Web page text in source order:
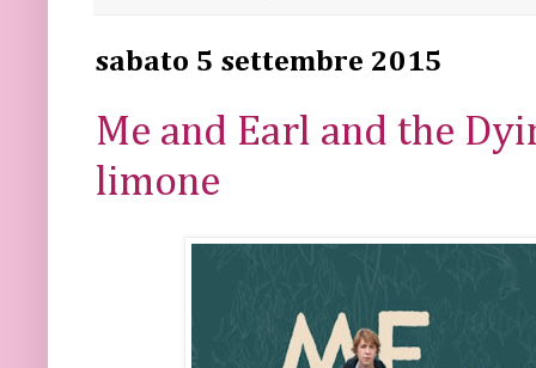
sabato 5 settembre 2015
Me and Earl and the
limone